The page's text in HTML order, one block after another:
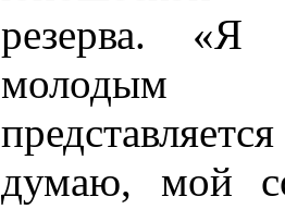
резерва. «Я
молодым
думаю, мой